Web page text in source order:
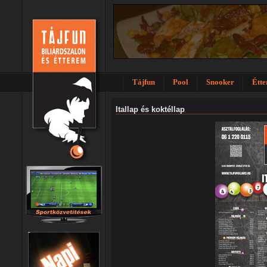
Tájfun Pool Snooker
Itallap és koktéllap